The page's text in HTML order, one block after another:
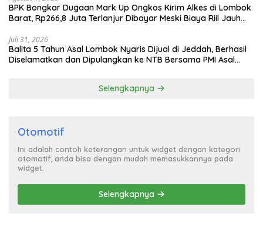
BPK Bongkar Dugaan Mark Up Ongkos Kirim Alkes di Lombok
Barat, Rp266,8 Juta Terlanjur Dibayar Meski Biaya Riil Jauh
Juli 31, 2026
Balita 5 Tahun Asal Lombok Nyaris Dijual di Jeddah, Berhasil
Diselamatkan dan Dipulangkan ke NTB Bersama PMI Asal
Selengkapnya
Otomotif
Ini adalah contoh keterangan untuk widget dengan kategori
otomotif, anda bisa dengan mudah memasukkannya pada
widget.
Selengkapnya